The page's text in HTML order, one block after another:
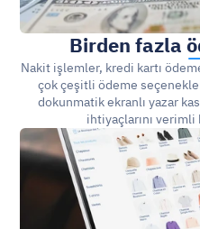
Birden fazla
Nakit işlemler, kredi kartı
çok çeşitli ödeme
dokunmatik ekranlı yazar
ihtiyaçlarını verimli